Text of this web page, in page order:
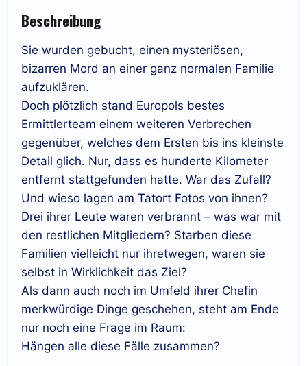
Beschreibung
Sie wurden gebucht, einen mysteriösen,
bizarren Mord an einer ganz normalen Familie
aufzuklären.
Doch plötzlich stand Europols bestes
Ermittlerteam einem weiteren Verbrechen
gegenüber, welches dem Ersten bis ins kleinste
Detail glich. Nur, dass es hunderte Kilometer
entfernt stattgefunden hatte. War das Zufall?
Und wieso lagen am Tatort Fotos von ihnen?
Drei ihrer Leute waren verbrannt – was war mit
den restlichen Mitgliedern? Starben diese
Familien vielleicht nur ihretwegen, waren sie
selbst in Wirklichkeit das Ziel?
Als dann auch noch im Umfeld ihrer Chefin
merkwürdige Dinge geschehen, steht am Ende
nur noch eine Frage im Raum:
Hängen alle diese Fälle zusammen?